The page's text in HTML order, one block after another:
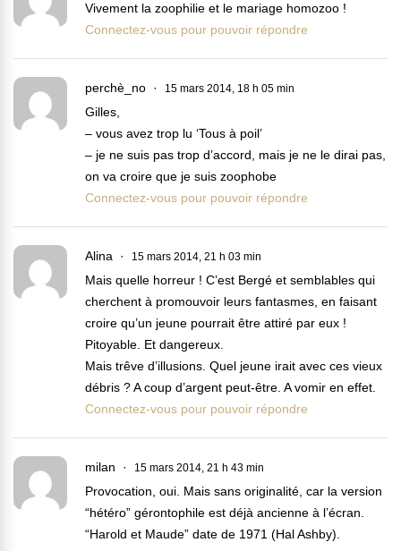
Vivement la zoophilie et le mariage homozoo !
Connectez-vous pour pouvoir répondre
perchè_no 15 mars 2014, 18 h 05 min
Gilles,
– vous avez trop lu ‘Tous à poil’
– je ne suis pas trop d’accord, mais je ne le dirai pas,
on va croire que je suis zoophobe
Connectez-vous pour pouvoir répondre
Alina 15 mars 2014, 21 h 03 min
Mais quelle horreur ! C’est Bergé et semblables qui
cherchent à promouvoir leurs fantasmes, en faisant
croire qu’un jeune pourrait être attiré par eux !
Pitoyable. Et dangereux.
Mais trêve d’illusions. Quel jeune irait avec ces vieux
débris ? A coup d’argent peut-être. A vomir en effet.
Connectez-vous pour pouvoir répondre
milan 15 mars 2014, 21 h 43 min
Provocation, oui. Mais sans originalité, car la version
“hétéro” gérontophile est déjà ancienne à l’écran.
“Harold et Maude” date de 1971 (Hal Ashby).